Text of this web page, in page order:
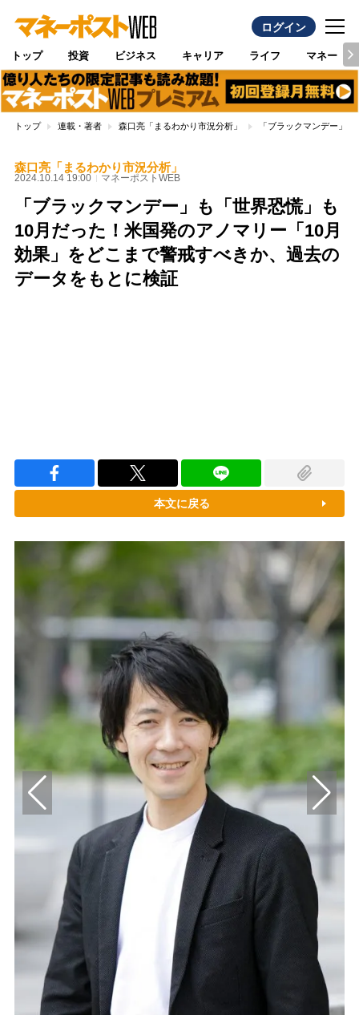
ログイン
トップ 投資 ビジネス キャリア ライフ マネー
トップ 連載・著者 森口亮「まるわかり市況分析」 「ブラックマンデー」
森口亮「まるわかり市況分析」
2024.10.14 19:00 マネーポストWEB
「ブラックマンデー」も「世界恐慌」も
10月だった！米国発のアノマリー「10月
効果」をどこまで警戒すべきか、過去の
データをもとに検証
本文に戻る